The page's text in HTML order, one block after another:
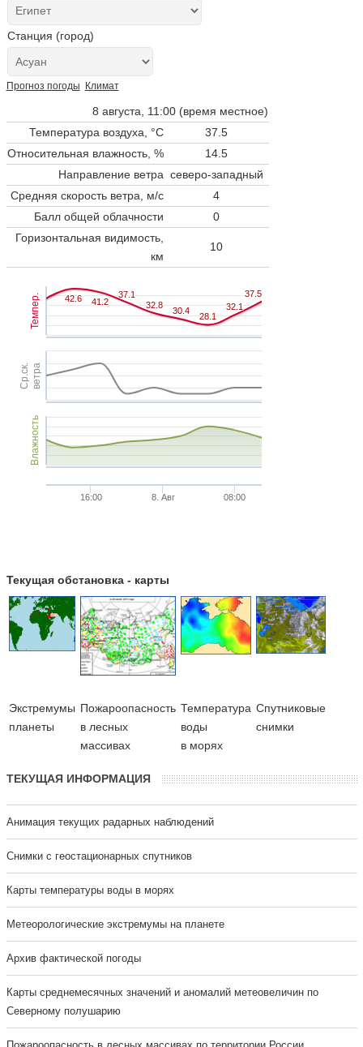
Станция (город)
Прогноз погоды Климат
8 августа, 11:00 (время местное)
Температура воздуха, °C
37.5
Относительная влажность, %
14.5
Направление ветра северо-западный
Средняя скорость ветра, м/с
4
Балл общей облачности
0
Горизонтальная видимость,
км
10
Темпер.
Ср.ск.ветра
Влажность
42.6
42.6 41.2
41.2
37.1
37.1
32.8
32.8
30.4
30.4
28.1
28.1
32.1
32.1
37.5
37.5
16:00 8. Авг 08:00
Текущая обстановка - карты
Экстремумы
планеты
Пожароопасность
в лесных
массивах
Температура
воды
в морях
Cпутниковые
снимки
ТЕКУЩАЯ ИНФОРМАЦИЯ
Анимация текущих радарных наблюдений
Cнимки с геостационарных спутников
Карты температуры воды в морях
Метеорологические экстремумы на планете
Архив фактической погоды
Карты среднемесячных значений и аномалий метеовеличин по
Северному полушарию